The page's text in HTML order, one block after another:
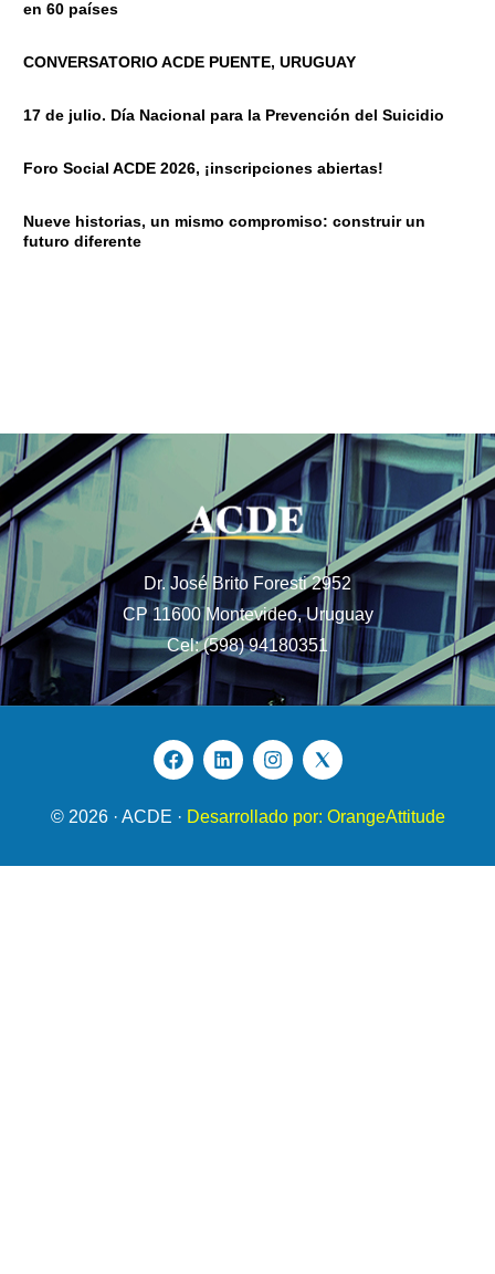
en 60 países
CONVERSATORIO ACDE PUENTE, URUGUAY
17 de julio. Día Nacional para la Prevención del Suicidio
Foro Social ACDE 2026, ¡inscripciones abiertas!
Nueve historias, un mismo compromiso: construir un
futuro diferente
Dr. José Brito Foresti 2952
CP 11600 Montevideo, Uruguay
Cel: (598) 94180351
© 2026 · ACDE · Desarrollado por: OrangeAttitude